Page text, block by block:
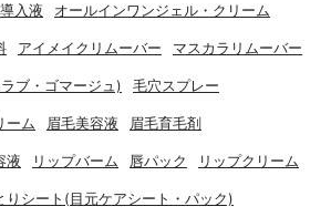
導入液 オールインワンジェル・クリーム
アイメイクリムーバー マスカラリムーバー
ブ・ゴマージュ) 毛穴スプレー
ーム 眉毛美容液 眉毛育毛剤
液 リップバーム 唇パック リップクリーム
りシート(目元ケアシート・パック)